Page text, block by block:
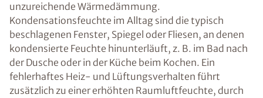
unzureichende Wärmedämmung.
Kondensationsfeuchte im Alltag sind die typisch
beschlagenen Fenster, Spiegel oder Fliesen, an denen
kondensierte Feuchte hinunterläuft, z. B. im Bad nach
der Dusche oder in der Küche beim Kochen. Ein
fehlerhaftes Heiz- und Lüftungsverhalten führt
zusätzlich zu einer erhöhten Raumluftfeuchte, durch